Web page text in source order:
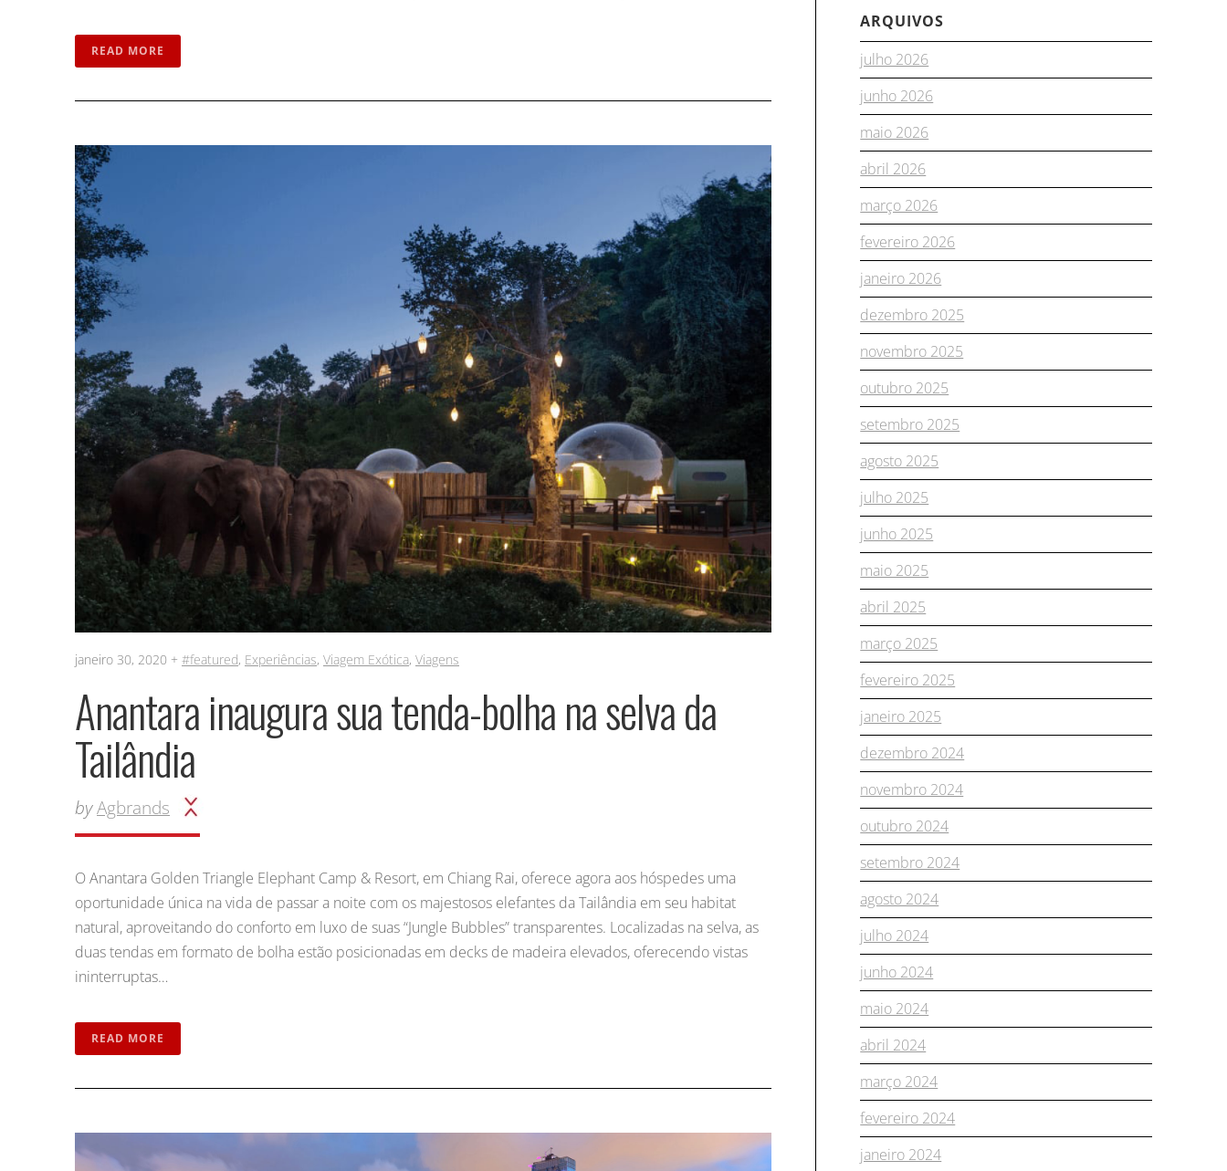
READ MORE
janeiro 30, 2020 + #featured, Experiências, Viagem Exótica, Viagens
Anantara inaugura sua tenda-bolha na selva da
Tailândia
byAgbrands
O Anantara Golden Triangle Elephant Camp & Resort, em Chiang Rai, oferece agora aos hóspedes uma
oportunidade única na vida de passar a noite com os majestosos elefantes da Tailândia em seu habitat
natural, aproveitando do conforto em luxo de suas “Jungle Bubbles” transparentes. Localizadas na selva, as
duas tendas em formato de bolha estão posicionadas em decks de madeira elevados, oferecendo vistas
ininterruptas…
READ MORE
ARQUIVOS
julho 2026
junho 2026
maio 2026
abril 2026
março 2026
fevereiro 2026
janeiro 2026
dezembro 2025
novembro 2025
outubro 2025
setembro 2025
agosto 2025
julho 2025
junho 2025
maio 2025
abril 2025
março 2025
fevereiro 2025
janeiro 2025
dezembro 2024
novembro 2024
outubro 2024
setembro 2024
agosto 2024
julho 2024
junho 2024
maio 2024
abril 2024
março 2024
fevereiro 2024
janeiro 2024